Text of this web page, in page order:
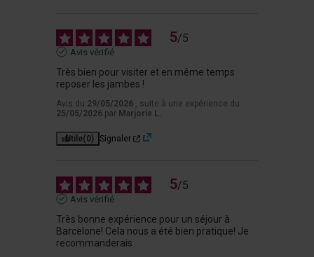
5/5
Avis vérifié
Très bien pour visiter et en même temps
reposer les jambes !
Avis du 29/05/2026 , suite à une expérience du
25/05/2026 par Marjorie L.
Utile(0) Signaler
5/5
Avis vérifié
Très bonne expérience pour un séjour à
Barcelone! Cela nous a été bien pratique! Je
recommanderais